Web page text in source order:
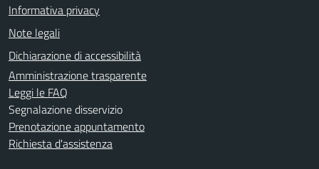
Informativa privacy
Note legali
Dichiarazione di accessibilità
Amministrazione trasparente
Leggi le FAQ
Segnalazione disservizio
Prenotazione appuntamento
Richiesta d'assistenza